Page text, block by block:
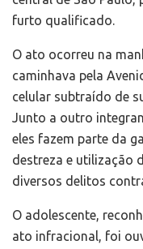
furto qualificado.
O ato ocorreu na
caminhava pela
celular subtraído de
Junto a outro
eles fazem parte da
destreza e utilização
diversos delitos
O adolescente,
ato infracional, foi